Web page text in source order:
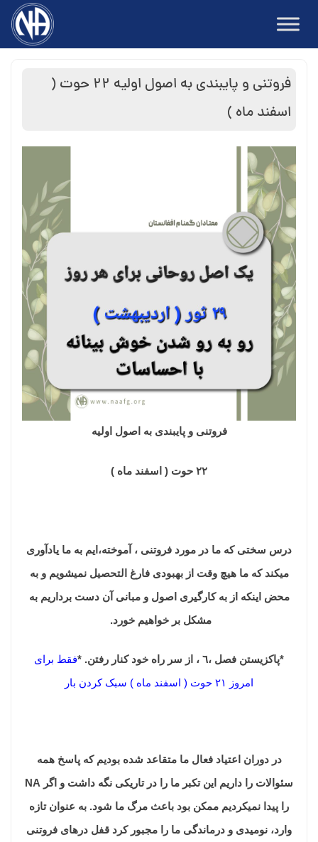
content
فروتنی و پایبندی به اصول اولیه ۲۲ حوت (
اسفند ماه )
فروتنی و پایبندی به اصول اولیه
۲۲ حوت ( اسفند ماه )
درس سختی که ما در مورد فروتنی ، آموخته،ایم به ما یادآوری
میکند که ما هیچ وقت از بهبودی فارغ التحصیل نمیشویم و به
محض اینکه از به کارگیری اصول و مبانی آن دست برداریم به
مشکل بر خواهیم خورد.
*پاکزیستن فصل ،٦ ، از سر راه خود کنار رفتن. *
فقط برای
امروز ۲۱ حوت ( اسفند ماه ) سبک کردن بار
در دوران اعتیاد فعال ما متقاعد شده بودیم که پاسخ همه
سئوالات را داریم این تکبر ما را در تاریکی نگه داشت و اگر NA
را پیدا نمیکردیم ممکن بود باعث مرگ ما شود. به عنوان تازه
وارد، نومیدی و درماندگی ما را مجبور کرد قفل درهای فروتنی